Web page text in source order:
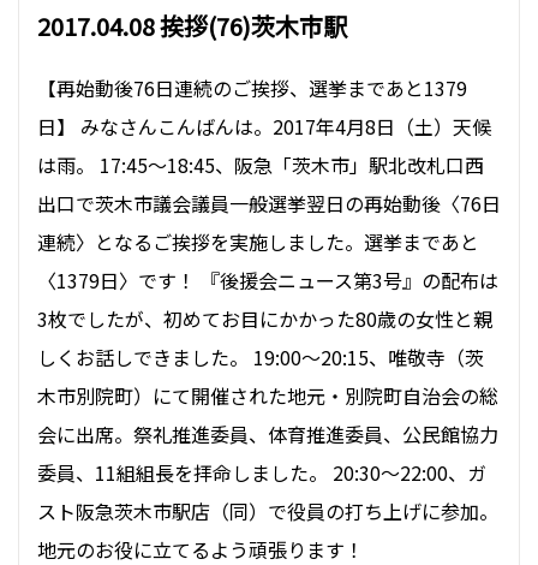
2017.04.08 挨拶(76)茨木市駅
【再始動後76日連続のご挨拶、選挙まであと1379
日】 みなさんこんばんは。2017年4月8日（土）天候
は雨。 17:45〜18:45、阪急「茨木市」駅北改札口西
出口で茨木市議会議員一般選挙翌日の再始動後〈76日
連続〉となるご挨拶を実施しました。選挙まであと
〈1379日〉です！ 『後援会ニュース第3号』の配布は
3枚でしたが、初めてお目にかかった80歳の女性と親
しくお話しできました。 19:00〜20:15、唯敬寺（茨
木市別院町）にて開催された地元・別院町自治会の総
会に出席。祭礼推進委員、体育推進委員、公民館協力
委員、11組組長を拝命しました。 20:30〜22:00、ガ
スト阪急茨木市駅店（同）で役員の打ち上げに参加。
地元のお役に立てるよう頑張ります！